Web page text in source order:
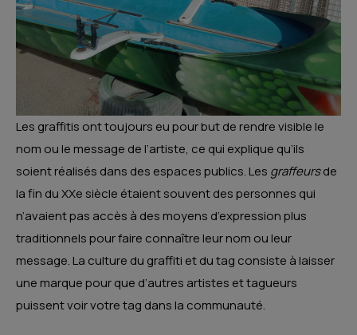
Les graffitis ont toujours eu pour but de rendre visible le
nom ou le message de l’artiste, ce qui explique qu’ils
soient réalisés dans des espaces publics. Les graffeursde
la fin du XXe siècle étaient souvent des personnes qui
n’avaient pas accès à des moyens d’expression plus
traditionnels pour faire connaître leur nom ou leur
message. La culture du graffiti et du tag consiste à laisser
une marque pour que d’autres artistes et tagueurs
puissent voir votre tag dans la communauté.